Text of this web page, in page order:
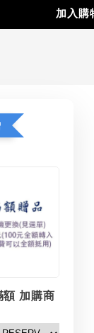
加入購
額 加購商